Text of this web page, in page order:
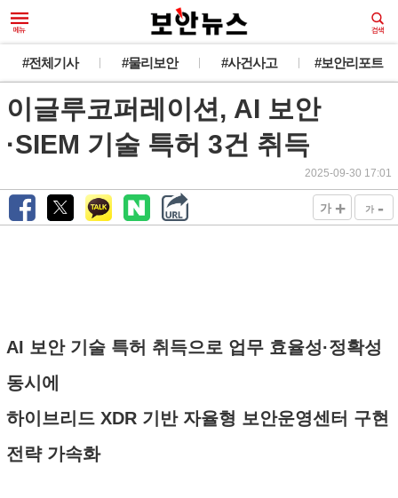
#전체기사 #물리보안 #사건사고 #보안리포트
이글루코퍼레이션, AI 보안
·SIEM 기술 특허 3건 취득
2025-09-30 17:01
가 + 가 -
AI 보안 기술 특허 취득으로 업무 효율성·정확성
동시에
하이브리드 XDR 기반 자율형 보안운영센터 구현
전략 가속화